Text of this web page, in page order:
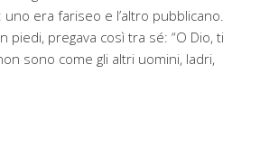
era fariseo e l’altro pubblicano.
piedi, pregava così tra sé: “O Dio, ti
sono come gli altri uomini, ladri,